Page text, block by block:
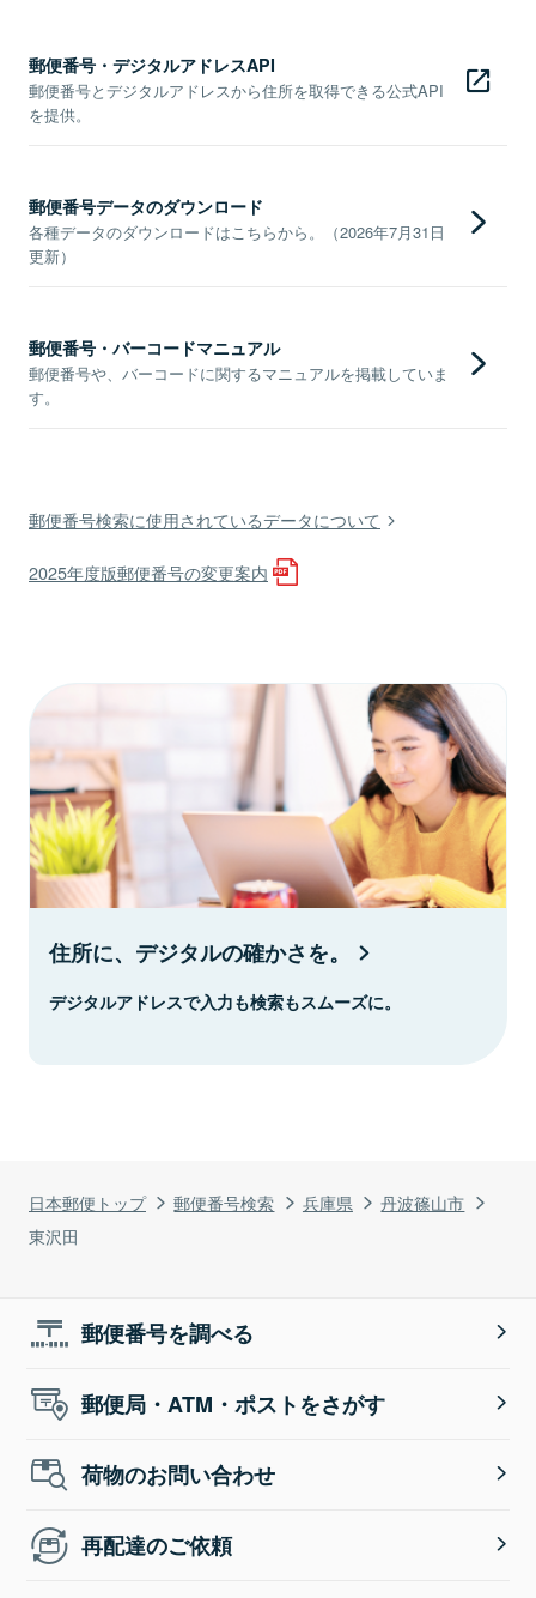
日本郵便トップ 郵便番号検索 兵庫県
丹波篠山市
東沢田
郵便番号・デジタルアドレスAPI
郵便番号とデジタルアドレスから住所を取得できる公式API
を提供。
郵便番号データのダウンロード
各種データのダウンロードはこちらから。（2026年7月31日
更新）
郵便番号・バーコードマニュアル
郵便番号や、バーコードに関するマニュアルを掲載していま
す。
郵便番号検索に使用されているデータについて
2025年度版郵便番号の変更案内
住所に、デジタルの確かさを。
デジタルアドレスで入力も検索もスムーズに。
郵便番号を調べる
郵便局・ATM・ポストをさがす
荷物のお問い合わせ
再配達のご依頼